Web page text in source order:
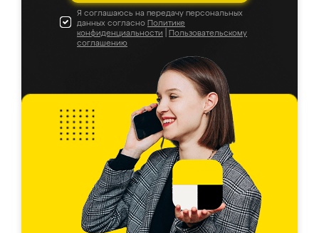
Я соглашаюсь на передачу персональных
данных согласно Политике
конфиденциальности
Пользовательскому
соглашению